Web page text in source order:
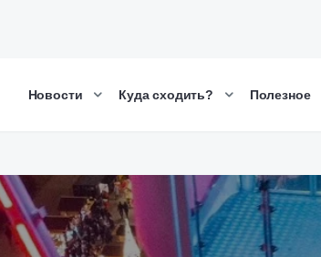
Новости Куда сходить? Полезное